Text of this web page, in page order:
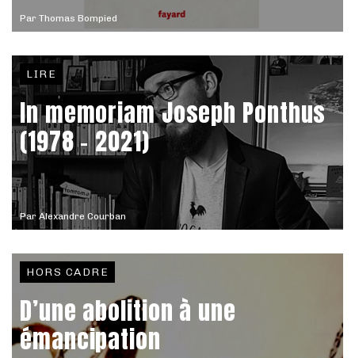
Par Thomas Bompied
Par Alexandre Courban
LIRE
In memoriam Joseph Ponthus
(1978 – 2021)
HORS CADRE
D’une abolition à une
émancipation